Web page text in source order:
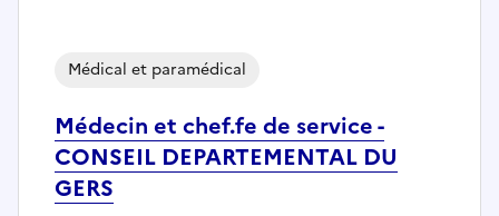
Médecin et chef.fe de service -
CONSEIL DEPARTEMENTAL DU
GERS
Médical et paramédical